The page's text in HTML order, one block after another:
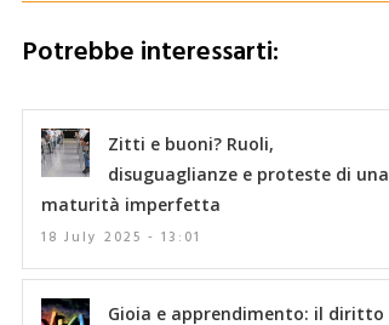
Potrebbe interessarti:
Zitti e buoni? Ruoli,
disuguaglianze e proteste di una
maturità imperfetta
18 July 2025 - 13:01
Gioia e apprendimento: il diritto